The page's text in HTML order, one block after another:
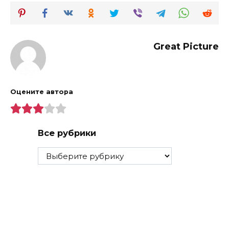
Great Picture
Оцените автора
Все рубрики
Все
рубрики